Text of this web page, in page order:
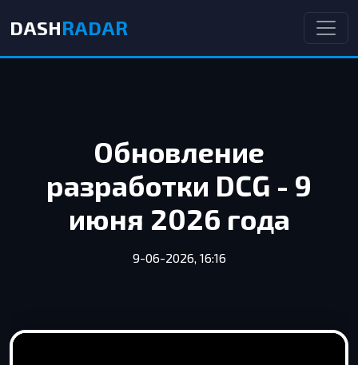
DASHRADAR
Обновление
разработки DCG - 9
июня 2026 года
9-06-2026, 16:16